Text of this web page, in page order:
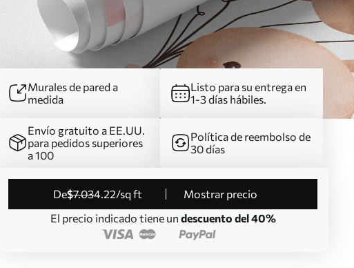
Murales de pared a
medida
Listo para su entrega en
1-3 días hábiles.
Envío gratuito a EE.UU.
para pedidos superiores
a 100
Política de reembolso de
30 días
de$7.034.22/sq ft
Mostrar precio
El precio indicado tiene un descuento del 40%